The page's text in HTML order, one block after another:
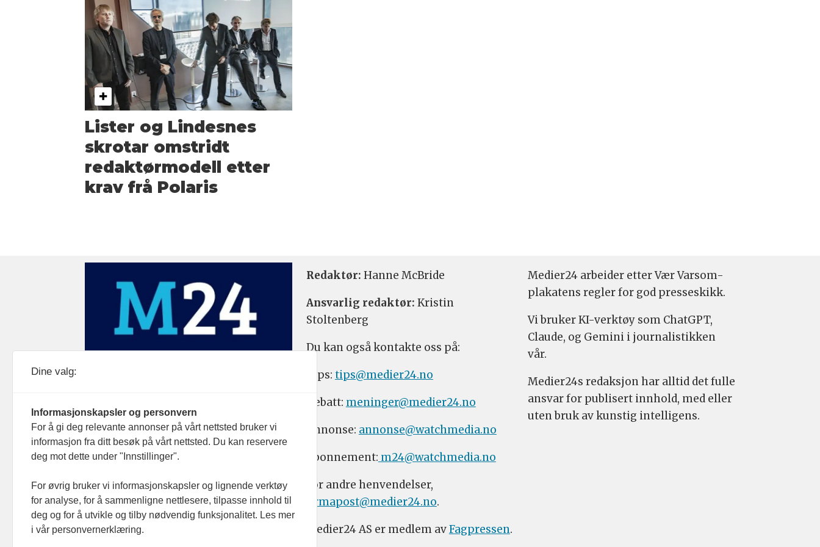
Lister og Lindesnes
skrotar omstridt
redaktør­modell etter
krav frå Polaris
Redaktør: Hanne McBride
Ansvarlig redaktør: Kristin
Stoltenberg
Du kan også kontakte oss på:
Tips: tips@medier24.no
Debatt: meninger@medier24.no
Annonse: annonse@watchmedia.no
Abonnement: m24@watchmedia.no
For andre henvendelser,
firmapost@medier24.no.
Medier24 AS er medlem avFagpressen.
Medier24 arbeider etter Vær Varsom-
plakatens regler for god presseskikk.
Vi bruker KI-verktøy som ChatGPT,
Claude, og Gemini i journalistikken
vår.
Medier24s redaksjon har alltid det fulle
ansvar for publisert innhold, med eller
uten bruk av kunstig intelligens.
Dine valg:
Informasjonskapsler og personvern
For å gi deg relevante annonser på vårt nettsted bruker vi
informasjon fra ditt besøk på vårt nettsted. Du kan reservere
deg mot dette under "Innstillinger".
For øvrig bruker vi informasjonskapsler og lignende verktøy
for analyse, for å sammenligne nettlesere, tilpasse innhold til
deg og for å utvikle og tilby nødvendig funksjonalitet. Les mer
i vår personvernerklæring.